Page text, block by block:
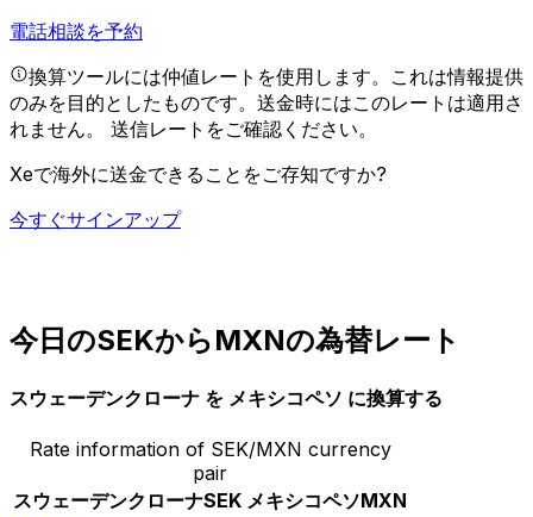
電話相談を予約
換算ツールには仲値レートを使用します。これは情報提供
のみを目的としたものです。送金時にはこのレートは適用さ
れません。 送信レートをご確認ください。
Xeで海外に送金できることをご存知ですか?
今すぐサインアップ
今日のSEKからMXNの為替レート
スウェーデンクローナ を メキシコペソ に換算する
Rate information of SEK/MXN currency
pair
スウェーデンクローナSEK メキシコペソMXN